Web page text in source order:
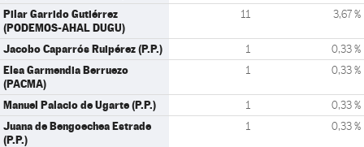
Pilar Garrido Gutiérrez
(PODEMOS-AHAL DUGU)
11 3,67 %
Jacobo Caparrós Ruipérez (P.P.) 1 0,33 %
Elsa Garmendia Berruezo
(PACMA)
1 0,33 %
Manuel Palacio de Ugarte (P.P.) 1 0,33 %
Juana de Bengoechea Estrade
(P.P.)
1 0,33 %